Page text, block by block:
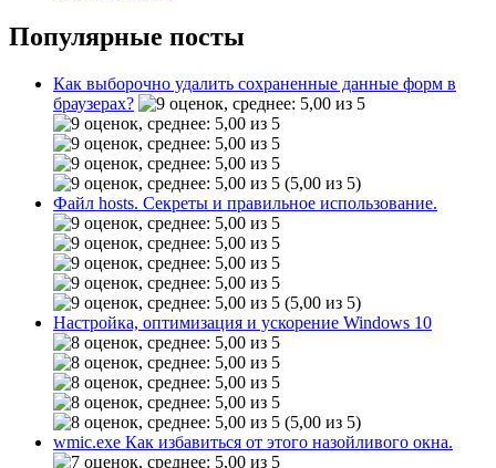
Популярные посты
Как выборочно удалить сохраненные данные форм в
браузерах?
(5,00 из 5)
Файл hosts. Секреты и правильное использование.
(5,00 из 5)
Настройка, оптимизация и ускорение Windows 10
(5,00 из 5)
wmic.exe Как избавиться от этого назойливого окна.